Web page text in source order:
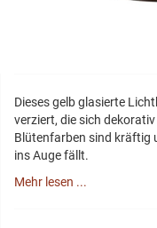
Dieses gelb glasierte
verziert, die sich
Blütenfarben sind kräftig
ins Auge fällt.
Mehr lesen ...